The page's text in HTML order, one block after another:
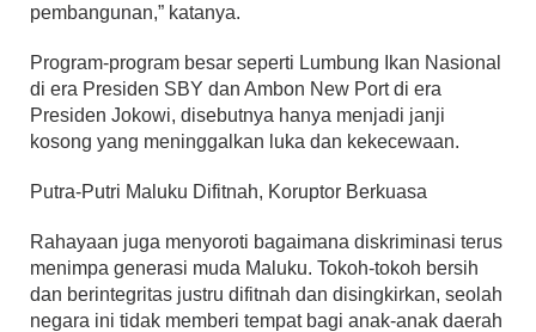
pembangunan,” katanya.
Program-program besar seperti Lumbung Ikan Nasional
di era Presiden SBY dan Ambon New Port di era
Presiden Jokowi, disebutnya hanya menjadi janji
kosong yang meninggalkan luka dan kekecewaan.
Putra-Putri Maluku Difitnah, Koruptor Berkuasa
Rahayaan juga menyoroti bagaimana diskriminasi terus
menimpa generasi muda Maluku. Tokoh-tokoh bersih
dan berintegritas justru difitnah dan disingkirkan, seolah
negara ini tidak memberi tempat bagi anak-anak daerah